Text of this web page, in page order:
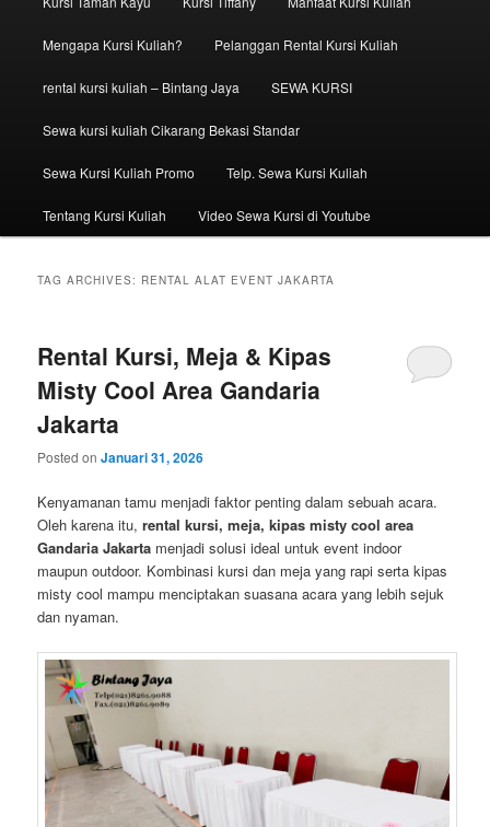
Mengapa Kursi Kuliah? Pelanggan Rental Kursi Kuliah
rental kursi kuliah – Bintang Jaya SEWA KURSI
Sewa kursi kuliah Cikarang Bekasi Standar
Sewa Kursi Kuliah Promo Telp. Sewa Kursi Kuliah
Tentang Kursi Kuliah Video Sewa Kursi di Youtube
TAG ARCHIVES: RENTAL ALAT EVENT JAKARTA
Rental Kursi, Meja & Kipas
Misty Cool Area Gandaria
Jakarta
Posted onJanuari 31, 2026
Kenyamanan tamu menjadi faktor penting dalam sebuah acara.
Oleh karena itu,rental kursi, meja, kipas misty cool area
Gandaria Jakarta menjadi solusi ideal untuk event indoor
maupun outdoor. Kombinasi kursi dan meja yang rapi serta kipas
misty cool mampu menciptakan suasana acara yang lebih sejuk
dan nyaman.